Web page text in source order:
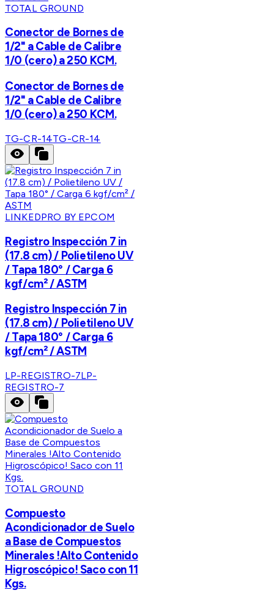
TOTAL GROUND
Conector de Bornes de
1/2" a Cable de Calibre
1/0 (cero) a 250 KCM.
Conector de Bornes de
1/2" a Cable de Calibre
1/0 (cero) a 250 KCM.
TG-CR-14TG-CR-14
LINKEDPRO BY EPCOM
Registro Inspección 7 in
(17.8 cm) / Polietileno UV
/ Tapa 180° / Carga 6
kgf/cm² / ASTM
Registro Inspección 7 in
(17.8 cm) / Polietileno UV
/ Tapa 180° / Carga 6
kgf/cm² / ASTM
LP-REGISTRO-7LP-
REGISTRO-7
TOTAL GROUND
Compuesto
Acondicionador de Suelo
a Base de Compuestos
Minerales !Alto Contenido
Higroscópico! Saco con 11
Kgs.